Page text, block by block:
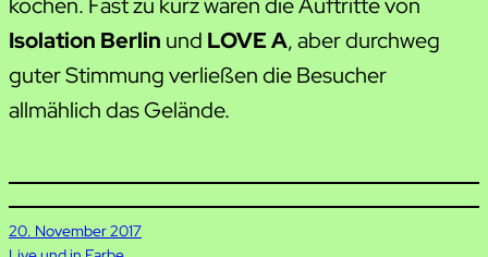
Isolation Berlin und LOVE A, aber durchweg
guter Stimmung verließen die Besucher
allmählich das Gelände.
20. November 2017